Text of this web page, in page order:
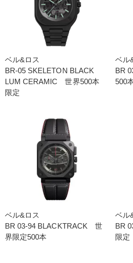
ベル&ロス
BR-05 SKELETON BLACK
LUM CERAMIC 世界500本
限定
ベル
BR
500
ベル&ロス
BR 03-94 BLACKTRACK 世
界限定500本
ベル
BR
限